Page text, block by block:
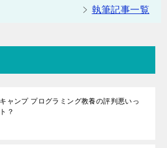
執筆記事一覧
ャンプ プログラミング教養の評判悪いっ
？